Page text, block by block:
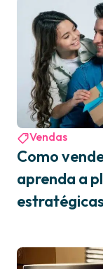
Vendas
Como
aprenda a